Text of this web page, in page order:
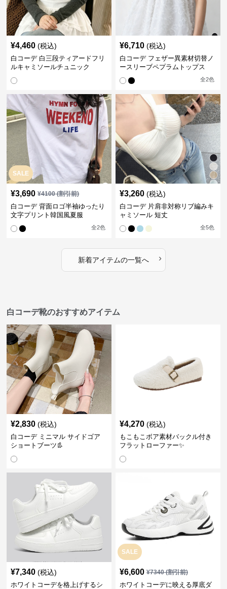
¥4,460 (税込)
白コーデ 白三段ティアードフリ
ルキャミソールチュニック
¥6,710 (税込)
白コーデ フェザー異素材切替ノ
ースリーブペプラムトップス
全2色
SALE
¥3,690 ¥4100(割引前)
白コーデ 背面ロゴ半袖ゆったり
文字プリント韓国風夏服
全2色
¥3,260 (税込)
白コーデ 片肩非対称リブ編みキ
ャミソール 短丈
全5色
新着アイテムの一覧へ ›
白コーデ靴のおすすめアイテム
¥2,830 (税込)
白コーデ ミニマル サイドゴア
ショートブーツ👢
¥4,270 (税込)
もこもこボア素材バックル付き
フラットローファー✨
¥7,340 (税込)
ホワイトコーデを格上げするシ
SALE
¥6,600 ¥7340(割引前)
ホワイトコーデに映える厚底ダ